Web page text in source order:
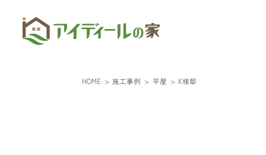
HOME > 施工事例 > 平屋 > K様邸